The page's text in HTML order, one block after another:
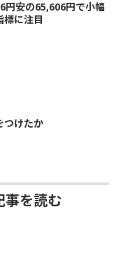
円安の65,606円で小幅
に注目
つけたか
事を読む